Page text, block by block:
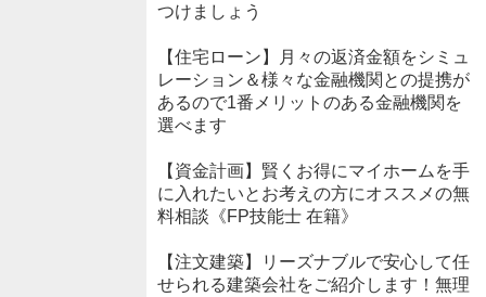
つけましょう
【住宅ローン】月々の返済金額をシミュ
レーション＆様々な金融機関との提携が
あるので1番メリットのある金融機関を
選べます
【資金計画】賢くお得にマイホームを手
に入れたいとお考えの方にオススメの無
料相談《FP技能士 在籍》
【注文建築】リーズナブルで安心して任
せられる建築会社をご紹介します！無理